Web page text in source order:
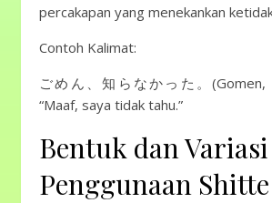
percakapan yang menekankan
Contoh Kalimat:
ごめん、知らなかった。(Gomen,
“Maaf, saya tidak tahu.”
Bentuk dan Variasi
Penggunaan